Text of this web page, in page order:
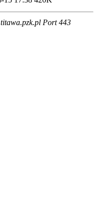
Port 443